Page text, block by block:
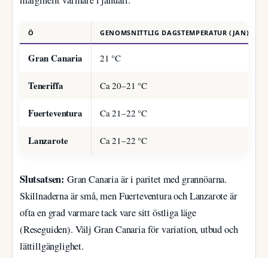
Ö GENOMSNITTLIG DAGSTEMPERATUR (JAN)
Gran Canaria 21 °C
Teneriffa Ca 20–21 °C
Fuerteventura Ca 21–22 °C
Lanzarote Ca 21–22 °C
Slutsatsen: Gran Canaria är i paritet med grannöarna.
Skillnaderna är små, men Fuerteventura och Lanzarote är
ofta en grad varmare tack vare sitt östliga läge
(Reseguiden). Välj Gran Canaria för variation, utbud och
lättillgänglighet.